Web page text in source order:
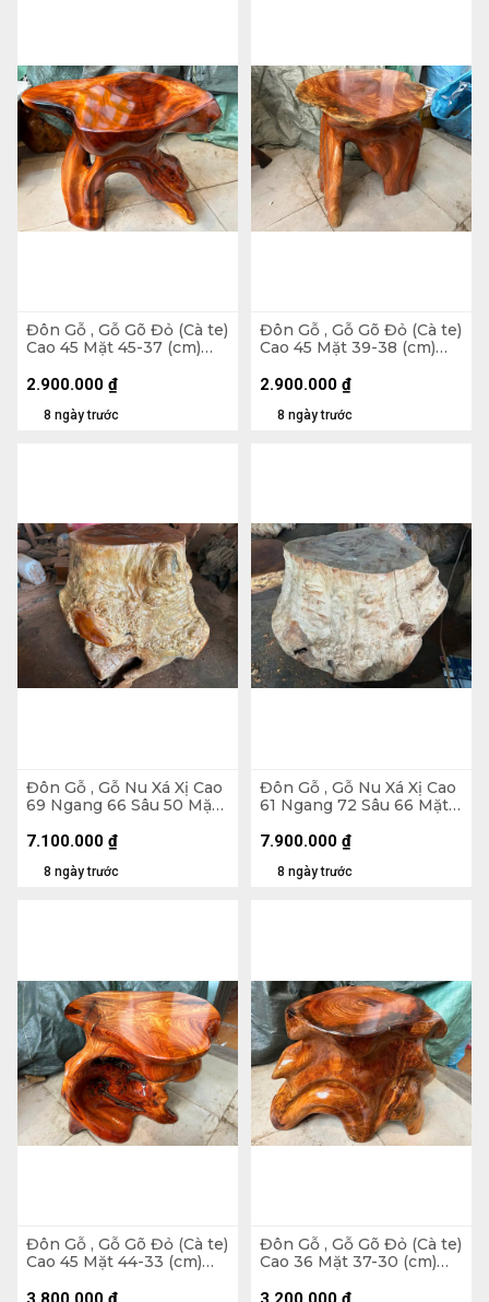
Đôn Gỗ , Gỗ Gõ Đỏ (Cà te)
Cao 45 Mặt 45-37 (cm)
8 ngày trước
2.900.000 ₫
Đôn Gỗ , Gỗ Gõ Đỏ (Cà te)
Cao 45 Mặt 39-38 (cm)
8 ngày trước
2.900.000 ₫
Đôn Gỗ , Gỗ Nu Xá Xị Cao
69 Ngang 66 Sâu 50 Mặt
8 ngày trước
7.100.000 ₫
Đôn Gỗ , Gỗ Nu Xá Xị Cao
61 Ngang 72 Sâu 66 Mặt
8 ngày trước
7.900.000 ₫
Đôn Gỗ , Gỗ Gõ Đỏ (Cà te)
Cao 45 Mặt 44-33 (cm)
Đôn Gỗ , Gỗ Gõ Đỏ (Cà te)
Cao 36 Mặt 37-30 (cm)